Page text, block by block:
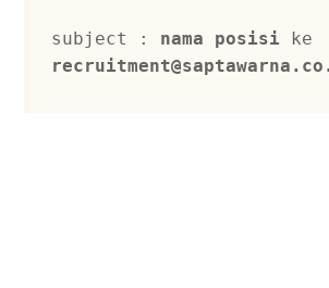
subject : nama posisi